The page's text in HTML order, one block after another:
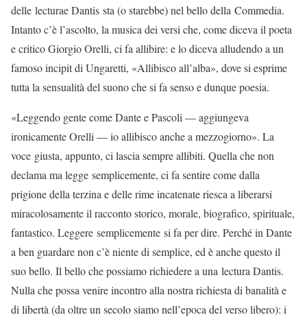
delle lecturae Dantis sta (o starebbe) nel bello della Commedia.
Intanto c’è l’ascolto, la musica dei versi che, come diceva il poeta
e critico Giorgio Orelli, ci fa allibire: e lo diceva alludendo a un
famoso incipit di Ungaretti, «Allibisco all’alba», dove si esprime
tutta la sensualità del suono che si fa senso e dunque poesia.
«Leggendo gente come Dante e Pascoli — aggiungeva
ironicamente Orelli — io allibisco anche a mezzogiorno». La
voce giusta, appunto, ci lascia sempre allibiti. Quella che non
declama ma legge semplicemente, ci fa sentire come dalla
prigione della terzina e delle rime incatenate riesca a liberarsi
miracolosamente il racconto storico, morale, biografico, spirituale,
fantastico. Leggere semplicemente si fa per dire. Perché in Dante
a ben guardare non c’è niente di semplice, ed è anche questo il
suo bello. Il bello che possiamo richiedere a una lectura Dantis.
Nulla che possa venire incontro alla nostra richiesta di banalità e
di libertà (da oltre un secolo siamo nell’epoca del verso libero): i